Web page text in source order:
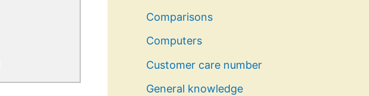
Comparisons
Computers
Customer care number
General knowledge